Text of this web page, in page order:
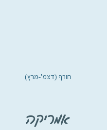
חורף (דצמ'-מרץ)
אמריקה